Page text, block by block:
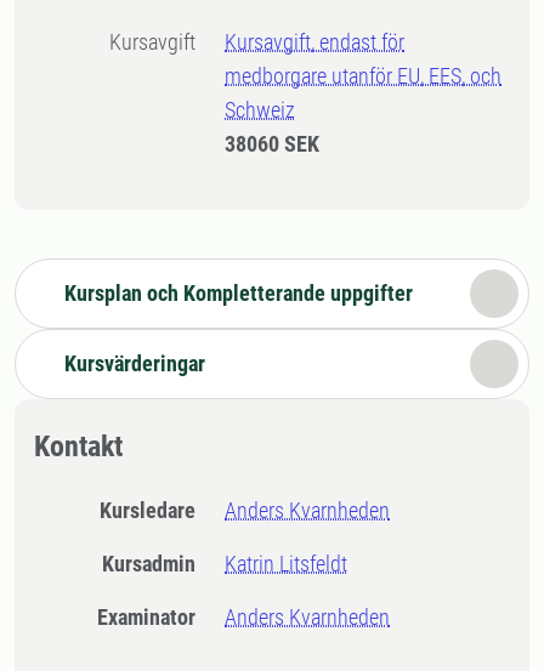
Kursavgift
Kursavgift, endast för
medborgare utanför EU, EES, och
Schweiz
38060 SEK
Kursplan och Kompletterande uppgifter
Kursvärderingar
Kontakt
Kursledare Anders Kvarnheden
Kursadmin Katrin Litsfeldt
Examinator Anders Kvarnheden